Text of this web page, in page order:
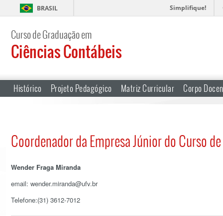
BRASIL Simplifique!
Curso de Graduação em
Ciências Contábeis
Histórico Projeto Pedagógico Matriz Curricular Corpo
Coordenador da Empresa Júnior do Curso
Wender Fraga Miranda
email: wender.miranda@ufv.br
Telefone:(31) 3612-7012